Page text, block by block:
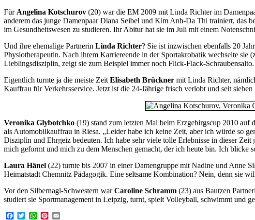
Für Angelina Kotschurov (20) war die EM 2009 mit Linda Richter im
anderem das junge Damenpaar Diana Seibel und Kim Anh-Da Thi trainiert, das
im Gesundheitswesen zu studieren. Ihr Abitur hat sie im Juli mit einem
Und ihre ehemalige Partnerin Linda Richter? Sie ist inzwischen ebenfalls 20
Physiotherapeutin. Nach ihrem Karriereende in der Sportakrobatik wechselte
Lieblingsdisziplin, zeigt sie zum Beispiel immer noch Flick-Flack-Schraubensalto.
Eigentlich turnte ja die meiste Zeit Elisabeth Brückner mit Linda Richter,
Kauffrau für Verkehrsservice. Jetzt ist die 24-Jährige frisch verlobt und seit
Veronika Glybotchko (19) stand zum letzten Mal beim Erzgebirgscup 2010 auf
als Automobilkauffrau in Riesa. „Leider habe ich keine Zeit, aber ich würde so
Disziplin und Ehrgeiz bedeuten. Ich habe sehr viele tolle Erlebnisse in dieser
mich geformt und mich zu dem Menschen gemacht, der ich heute bin. Ich blicke
Laura Hänel (22) turnte bis 2007 in einer Damengruppe mit Nadine und Anne
Heimatstadt Chemnitz Pädagogik. Eine seltsame Kombination? Nein, denn sie
Vor den Silbernagl-Schwestern warCaroline Schramm (23) aus Bautzen
studiert sie Sportmanagement in Leipzig, turnt, spielt Volleyball, schwimmt und
Facebook
TwitterWhatsApp
Pinterest